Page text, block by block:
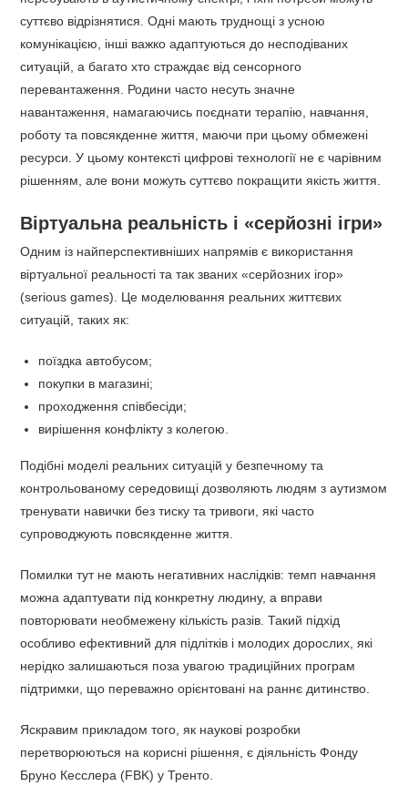
суттєво відрізнятися. Одні мають труднощі з усною
комунікацією, інші важко адаптуються до несподіваних
ситуацій, а багато хто страждає від сенсорного
перевантаження. Родини часто несуть значне
навантаження, намагаючись поєднати терапію, навчання,
роботу та повсякденне життя, маючи при цьому обмежені
ресурси. У цьому контексті цифрові технології не є чарівним
рішенням, але вони можуть суттєво покращити якість життя.
Віртуальна реальність і «серйозні ігри»
Одним із найперспективніших напрямів є використання
віртуальної реальності та так званих «серйозних ігор»
(serious games). Це моделювання реальних життєвих
ситуацій, таких як:
поїздка автобусом;
покупки в магазині;
проходження співбесіди;
вирішення конфлікту з колегою.
Подібні моделі реальних ситуацій у безпечному та
контрольованому середовищі дозволяють людям з аутизмом
тренувати навички без тиску та тривоги, які часто
супроводжують повсякденне життя.
Помилки тут не мають негативних наслідків: темп навчання
можна адаптувати під конкретну людину, а вправи
повторювати необмежену кількість разів. Такий підхід
особливо ефективний для підлітків і молодих дорослих, які
нерідко залишаються поза увагою традиційних програм
підтримки, що переважно орієнтовані на раннє дитинство.
Яскравим прикладом того, як наукові розробки
перетворюються на корисні рішення, є діяльність Фонду
Бруно Кесслера (FBK) у Тренто.